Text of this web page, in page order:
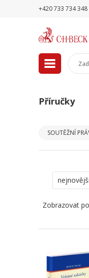
+420 733 734 348
Příručky
SOUTĚŽNÍ
Zobrazovat po